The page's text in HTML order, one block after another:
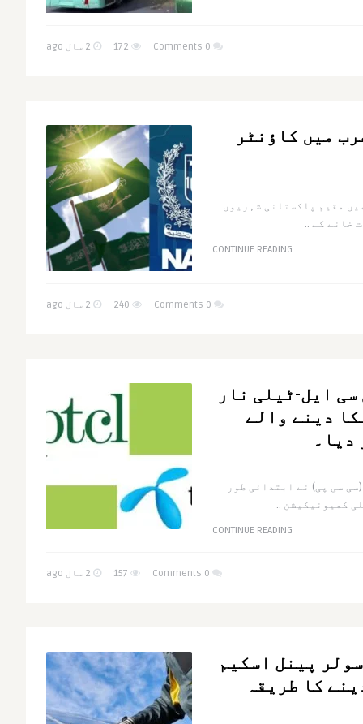
0 Comments
میں کاؤنٹر
مقیم پاکستانی شہریوں
خانے کے ..
CONTINUE READING
0 Comments
ایل-ٹیلی نار
دینے والے
دیا۔
سی پی) نے ابتدائی طور
کمیونیکیشن ..
CONTINUE READING
0 Comments
پینل اسکیم
کا طریقہ